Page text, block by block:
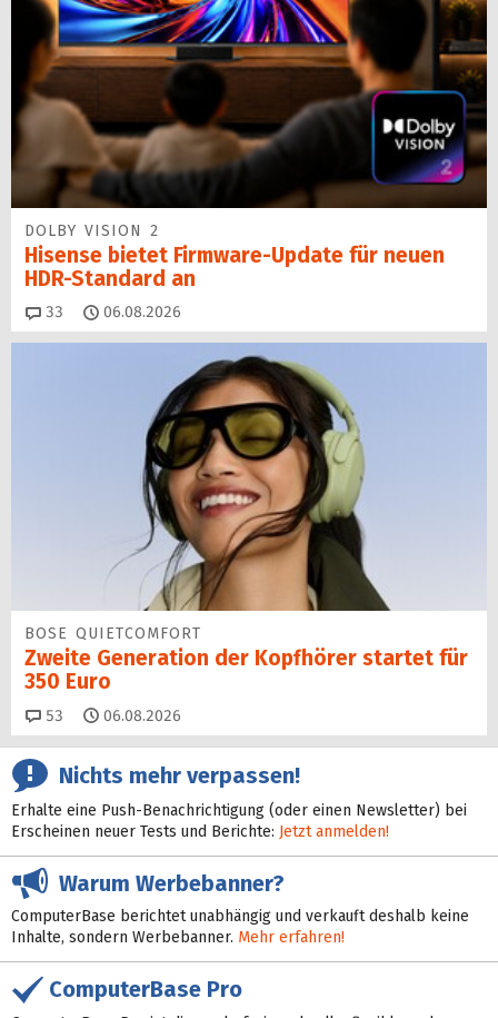
DOLBY VISION 2
Hisense bietet Firmware-Update für neuen
HDR-Standard an
33 Kommentare
06.08.2026
BOSE QUIETCOMFORT
Zweite Generation der Kopfhörer startet für
350 Euro
53 Kommentare
06.08.2026
Nichts mehr verpassen!
Erhalte eine Push-Benachrichtigung (oder einen Newsletter) bei
Erscheinen neuer Tests und Berichte: Jetzt anmelden!
Warum Werbebanner?
ComputerBase berichtet unabhängig und verkauft deshalb keine
Inhalte, sondern Werbebanner. Mehr erfahren!
ComputerBase Pro